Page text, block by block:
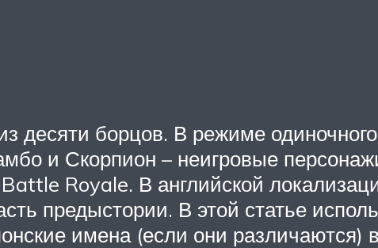
десяти борцов. В режиме
и Скорпион – неигровые
Royale. В английской
предыстории. В этой статье
имена (если они различаются)